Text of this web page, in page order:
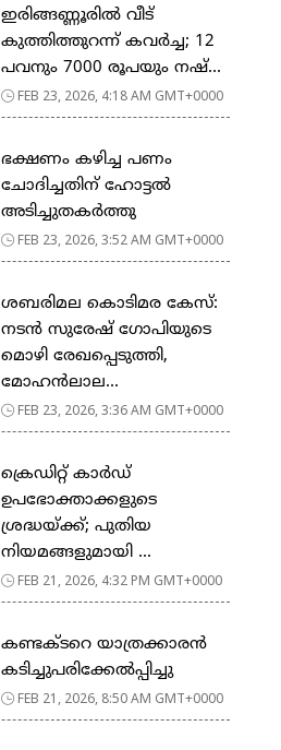
ഇരിങ്ങണ്ണൂരിൽ വീട്
കുത്തിത്തുറന്ന് കവർച്ച; 12
പവനും 7000 രൂപയും നഷ്...
FEB 23, 2026, 4:18 AM GMT+0000
ഭക്ഷണം കഴിച്ച പണം
ചോദിച്ചതിന് ഹോട്ടൽ
അടിച്ചുതകർത്തു
FEB 23, 2026, 3:52 AM GMT+0000
ശബരിമല കൊടിമര കേസ്:
നടൻ സുരേഷ് ഗോപിയുടെ
മൊഴി രേഖപ്പെടുത്തി,
മോഹൻലാല...
FEB 23, 2026, 3:36 AM GMT+0000
ക്രെഡിറ്റ് കാർഡ്
ഉപഭോക്താക്കളുടെ
ശ്രദ്ധയ്ക്ക്; പുതിയ
നിയമങ്ങളുമായി ...
FEB 21, 2026, 4:32 PM GMT+0000
കണ്ടക്ടറെ യാത്രക്കാരൻ
കടിച്ചുപരിക്കേൽപ്പിച്ചു
FEB 21, 2026, 8:50 AM GMT+0000